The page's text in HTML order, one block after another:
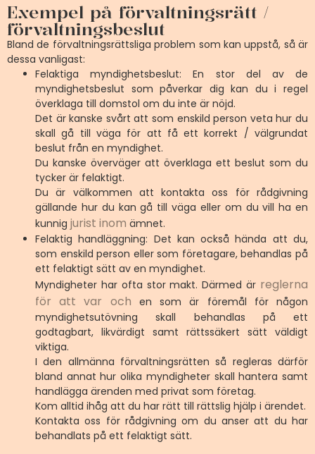
Exempel på förvaltningsrätt /
förvaltningsbeslut
Bland de förvaltningsrättsliga problem som kan uppstå, så är
dessa vanligast:
Felaktiga myndighetsbeslut: En stor del av de
myndighetsbeslut som påverkar dig kan du i regel
överklaga till domstol om du inte är nöjd.
Det är kanske svårt att som enskild person veta hur du
skall gå till väga för att få ett korrekt / välgrundat
beslut från en myndighet.
Du kanske överväger att överklaga ett beslut som du
tycker är felaktigt.
Du är välkommen att kontakta oss för rådgivning
gällande hur du kan gå till väga eller om du vill ha en
kunnig jurist inom ämnet.
Felaktig handläggning: Det kan också hända att du,
som enskild person eller som företagare, behandlas på
ett felaktigt sätt av en myndighet.
Myndigheter har ofta stor makt. Därmed är reglerna
för att var och en som är föremål för någon
myndighetsutövning skall behandlas på ett
godtagbart, likvärdigt samt rättssäkert sätt väldigt
viktiga.
I den allmänna förvaltningsrätten så regleras därför
bland annat hur olika myndigheter skall hantera samt
handlägga ärenden med privat som företag.
Kom alltid ihåg att du har rätt till rättslig hjälp i ärendet.
Kontakta oss för rådgivning om du anser att du har
behandlats på ett felaktigt sätt.